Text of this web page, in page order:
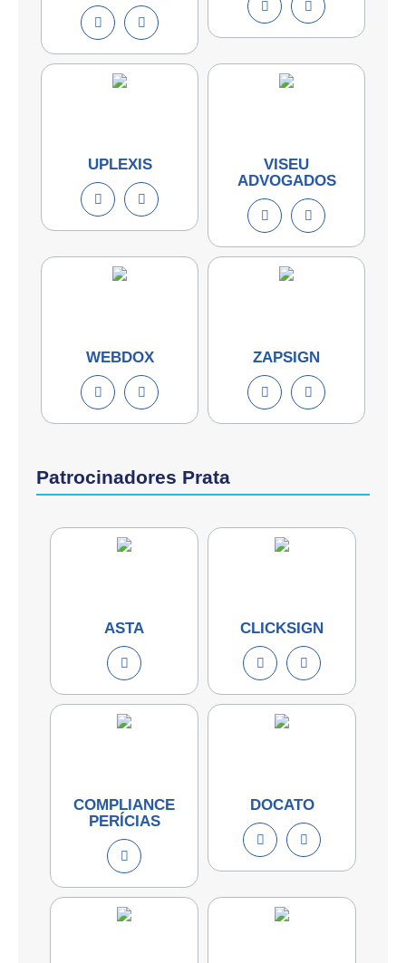
UPLEXIS
VISEU
ADVOGADOS
WEBDOX ZAPSIGN
Patrocinadores Prata
ASTA CLICKSIGN
COMPLIANCE
PERÍCIAS
DOCATO